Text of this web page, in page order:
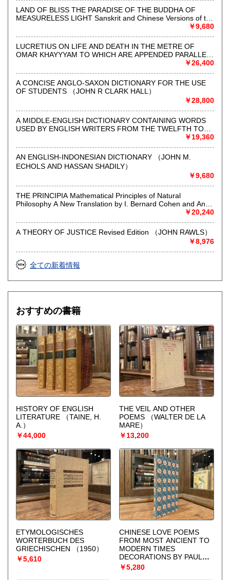
また2018年に店舗をリニューアルいたしました。
お店へのご来店も心よりお待ちしております。
北澤一郎/北澤里佳
沿線名：地下鉄半蔵門線,三田線,新宿線
定休日：日曜・祝日
お買取りも随時行っております。
・20世紀の英米文学作品
・人類学(宗教・社会学・ジェンダー学など)
・言語学
特に上記ジャンルは強化中の為、高く評価いたします。
安心・丁寧、そしてご満足いただける価格を目指して査定い
たしますので蔵書の整理等ございましたら是非ご用命くださ
い。成立した際は、責任をもって次の方にお渡しできるよう
取り扱い分野
STEEL BY GEORGE CRUIKSHANK （HENRY FIELDING）
LAND OF BLISS THE PARADISE OF THE BUDDHA OF
MEASURELESS LIGHT Sanskrit and Chinese Versions of the
￥9,680
LUCRETIUS ON LIFE AND DEATH IN THE METRE OF
OMAR KHAYYYAM TO WHICH ARE APPENDED PARALLEL
PASSAGES FROM THE ORIGINAL （W. H. MALLOCK）￥26,400
A CONCISE ANGLO-SAXON DICTIONARY FOR THE USE
OF STUDENTS （JOHN R CLARK HALL）
￥28,800
A MIDDLE-ENGLISH DICTIONARY CONTAINING WORDS
USED BY ENGLISH WRITERS FROM THE TWELFTH TO
BRADLEY （FRANCIS HENRY STRATMANN）
￥19,360
AN ENGLISH-INDONESIAN DICTIONARY （JOHN M.
ECHOLS AND HASSAN SHADILY）
￥9,680
THE PRINCIPIA Mathematical Principles of Natural
Philosophy A New Translation by I. Bernard Cohen and Anne
NEWTON）
￥20,240
A THEORY OF JUSTICE Revised Edition （JOHN RAWLS）
￥8,976
全ての新着情報
おすすめの書籍
HISTORY OF ENGLISH
LITERATURE
（TAINE, H.
A.）
￥44,000
THE VEIL AND OTHER
POEMS
（WALTER DE LA
MARE）
￥13,200
ETYMOLOGISCHES
WORTERBUCH DES
GRIECHISCHEN
（1950）
￥5,610
CHINESE LOVE POEMS
FROM MOST ANCIENT TO
MODERN TIMES
DECORATIONS BY PAUL
MMCPHARLIN
￥5,280